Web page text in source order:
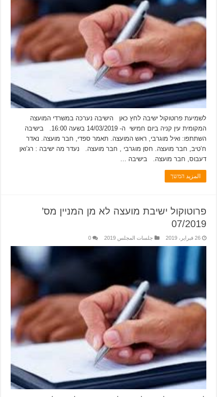
לשמיעת פרוטוקול ישיבה לחץ כאן הישיבה נערכה במשרדי המועצה
המקומית עין קניה ביום חמישי ה- 14/03/2019 בשעה 16:00. בישיבה
השתתפו: ואיל מוגרבי, ראש המועצה. תאמר ספדי, חבר מועצה. נאדר
ח’טיב, חבר מועצה. חסן מוגרבי , חבר מועצה. נעדר מה ישיבה : רג’ואן
דעבוס, חבר מועצה. בישיבה …
المزيد המשך
פרוטוקול ישיבת מועצה לא מן המניין מס’
07/2019
26 فبراير، 2019 جلسات المجلس 2019 0